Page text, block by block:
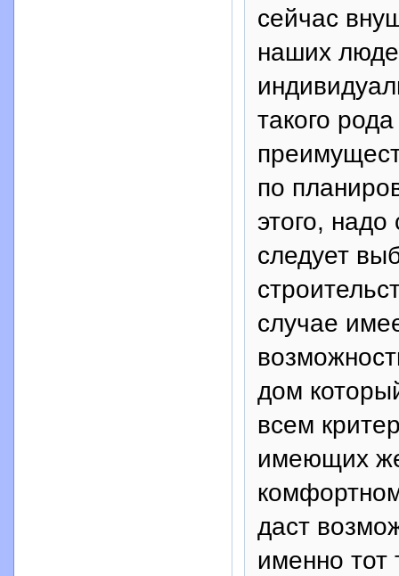
сейчас
наших
такого
по
этого, надо
следует
случае
дом
всем
имеющих
даст
именно тот